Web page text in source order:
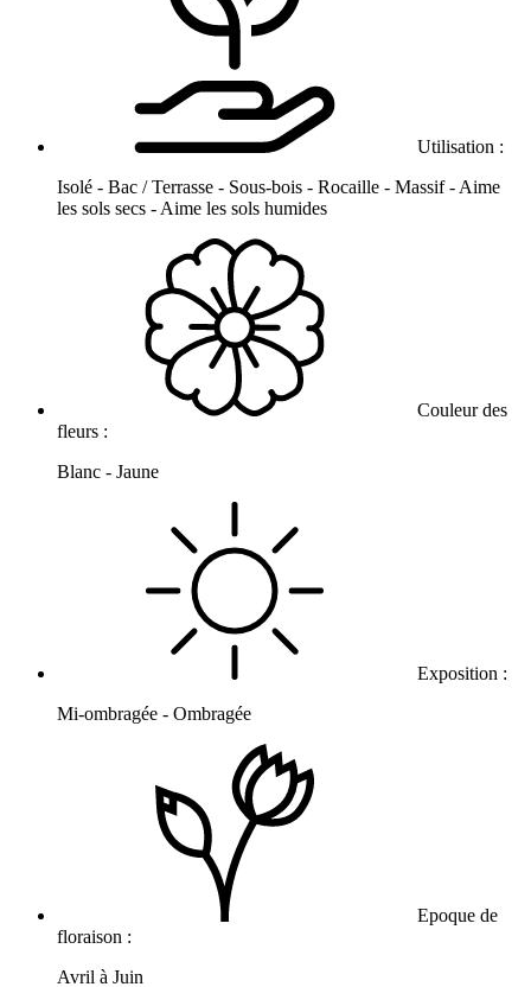
Utilisation :
Isolé - Bac / Terrasse - Sous-bois - Rocaille - Massif - Aime
les sols secs - Aime les sols humides
Couleur des
fleurs :
Blanc - Jaune
Exposition :
Mi-ombragée - Ombragée
Epoque de
floraison :
Avril à Juin